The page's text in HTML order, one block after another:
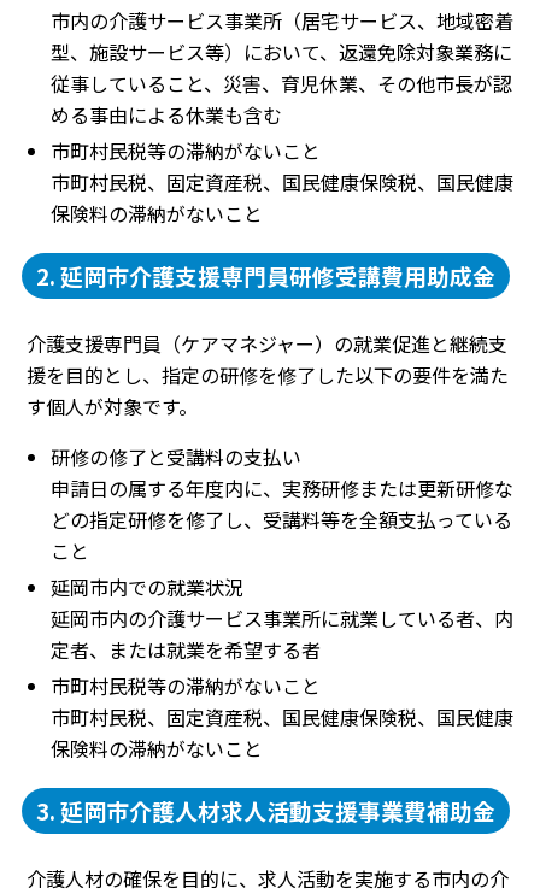
市内の介護サービス事業所（居宅サービス、地域密着
型、施設サービス等）において、返還免除対象業務に
従事していること、災害、育児休業、その他市長が認
める事由による休業も含む
市町村民税等の滞納がないこと
市町村民税、固定資産税、国民健康保険税、国民健康
保険料の滞納がないこと
2. 延岡市介護支援専門員研修受講費用助成金
介護支援専門員（ケアマネジャー）の就業促進と継続支
援を目的とし、指定の研修を修了した以下の要件を満た
す個人が対象です。
研修の修了と受講料の支払い
申請日の属する年度内に、実務研修または更新研修な
どの指定研修を修了し、受講料等を全額支払っている
こと
延岡市内での就業状況
延岡市内の介護サービス事業所に就業している者、内
定者、または就業を希望する者
市町村民税等の滞納がないこと
市町村民税、固定資産税、国民健康保険税、国民健康
保険料の滞納がないこと
3. 延岡市介護人材求人活動支援事業費補助金
介護人材の確保を目的に、求人活動を実施する市内の介